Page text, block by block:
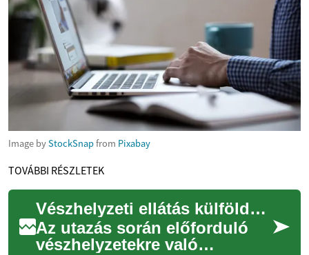
Image byStockSnapfrom Pixabay
TOVÁBBI RÉSZLETEK
Vészhelyzeti ellátás külföldön: helyi egészségügyi szolgáltatások és kapcsolattartás
Az utazás során előforduló
vészhelyzetekre való